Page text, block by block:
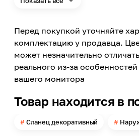
Тип продукта
Камень искусственный
Внешний вид камня
Сланец
Кол-во штук в 1 кв.м.
Применение
Угловые элементы
Перед покупкой уточняйте
комплектацию у продавца.
может незначительно
реального из-за
вашего монитора
Товар находится в
Сланец декоративный